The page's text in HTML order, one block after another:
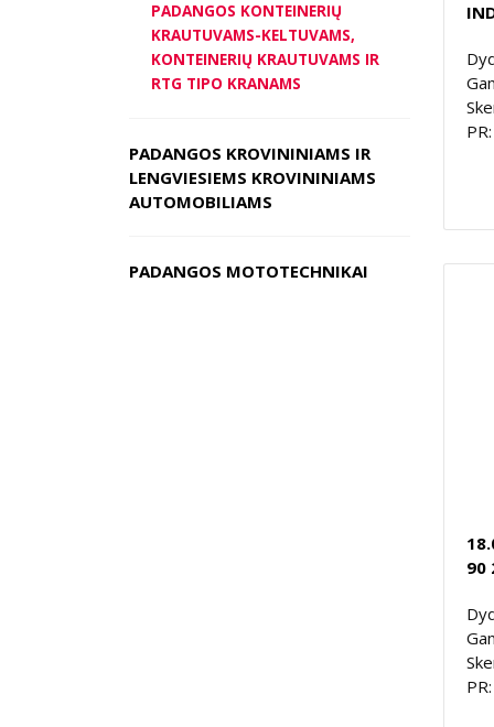
PADANGOS KONTEINERIŲ
KRAUTUVAMS-KELTUVAMS,
KONTEINERIŲ KRAUTUVAMS IR
RTG TIPO KRANAMS
PADANGOS KROVININIAMS IR
LENGVIESIEMS KROVININIAMS
AUTOMOBILIAMS
PADANGOS MOTOTECHNIKAI
90